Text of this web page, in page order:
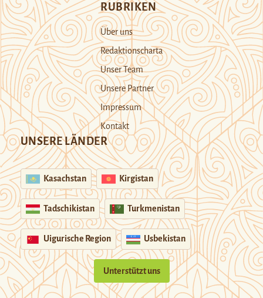
RUBRIKEN
Über uns
Redaktionscharta
Unser Team
Unsere Partner
Impressum
Kontakt
UNSERE LÄNDER
Kasachstan Kirgistan
Tadschikistan Turkmenistan
Uigurische Region Usbekistan
Unterstützt uns